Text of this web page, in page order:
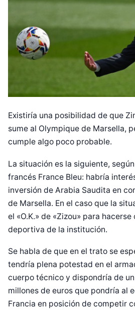
Existiría una posibilidad de que
sume al Olympique de Marsella,
cumple algo poco probable.
La situación es la siguiente,
francés France Bleu: habría
inversión de Arabia Saudita en
de Marsella. En el caso que la
el «O.K.» de «Zizou» para
deportiva de la institución.
Se habla de que en el trato se
tendría plena potestad en el
cuerpo técnico y dispondría de
millones de euros que pondría al
Francia en posición de competir